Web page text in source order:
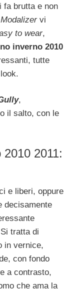
fa brutta e non
Modalizervi
to wear,
inverno 2010
tutte
,
il salto, con le
2011:
e liberi, oppure
decisamente
tratta di
in vernice,
con fondo
a contrasto,
che ama la